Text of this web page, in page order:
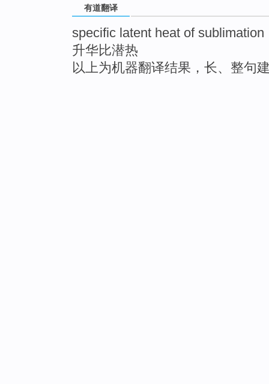
有道翻译
specific latent heat of sublimation
升华比潜热
以上为机器翻译结果，长、整句